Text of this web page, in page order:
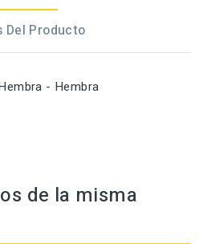
Del Producto
- Hembra
de la misma